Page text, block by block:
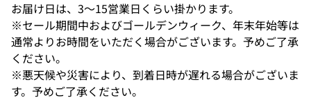
お届け日は、3～15営業日くらい掛かります。
※セール期間中およびゴールデンウィーク、年末年始等は
通常よりお時間をいただく場合がございます。予めご了承
ください。
※悪天候や災害により、到着日時が遅れる場合がございま
す。予めご了承ください。